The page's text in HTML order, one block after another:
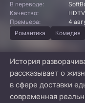
В переводе:
Качество:
Премьера:
4
Романтика
Комедия
История
рассказывает о
в сфере доставки
современная